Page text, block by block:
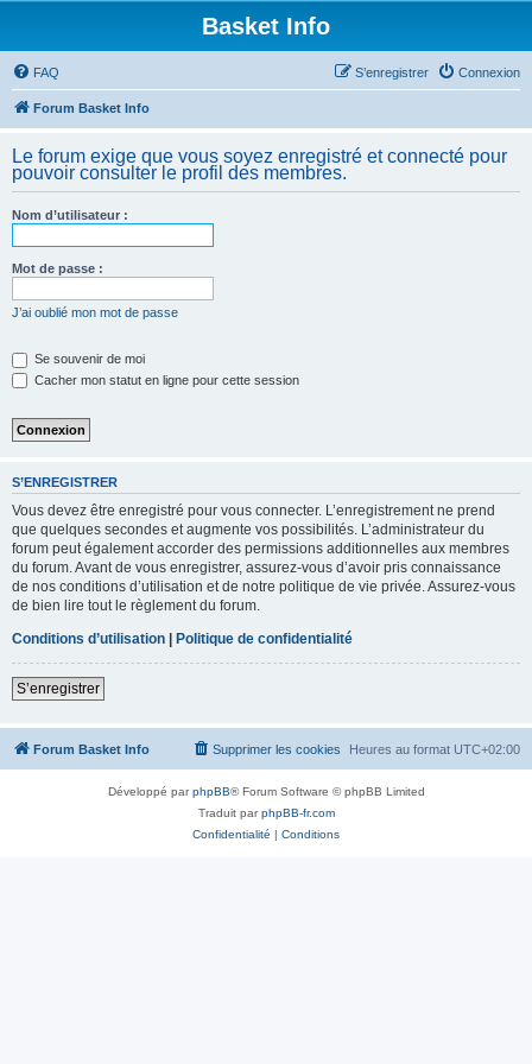
Basket Info
FAQ Connexion
S’enregistrer
Forum Basket Info
Le forum exige que vous soyez enregistré et connecté pour
pouvoir consulter le profil des membres.
Nom d’utilisateur :
Mot de passe :
J’ai oublié mon mot de passe
Se souvenir de moi
Cacher mon statut en ligne pour cette session
S’ENREGISTRER
Vous devez être enregistré pour vous connecter. L’enregistrement ne prend
que quelques secondes et augmente vos possibilités. L’administrateur du
forum peut également accorder des permissions additionnelles aux membres
du forum. Avant de vous enregistrer, assurez-vous d’avoir pris connaissance
de nos conditions d’utilisation et de notre politique de vie privée. Assurez-vous
de bien lire tout le règlement du forum.
Conditions d’utilisation | Politique de confidentialité
S’enregistrer
Forum Basket Info Heures au format UTC+02:00
Supprimer les cookies
Développé parphpBB® Forum Software © phpBB Limited
Traduit parphpBB-fr.com
Confidentialité | Conditions